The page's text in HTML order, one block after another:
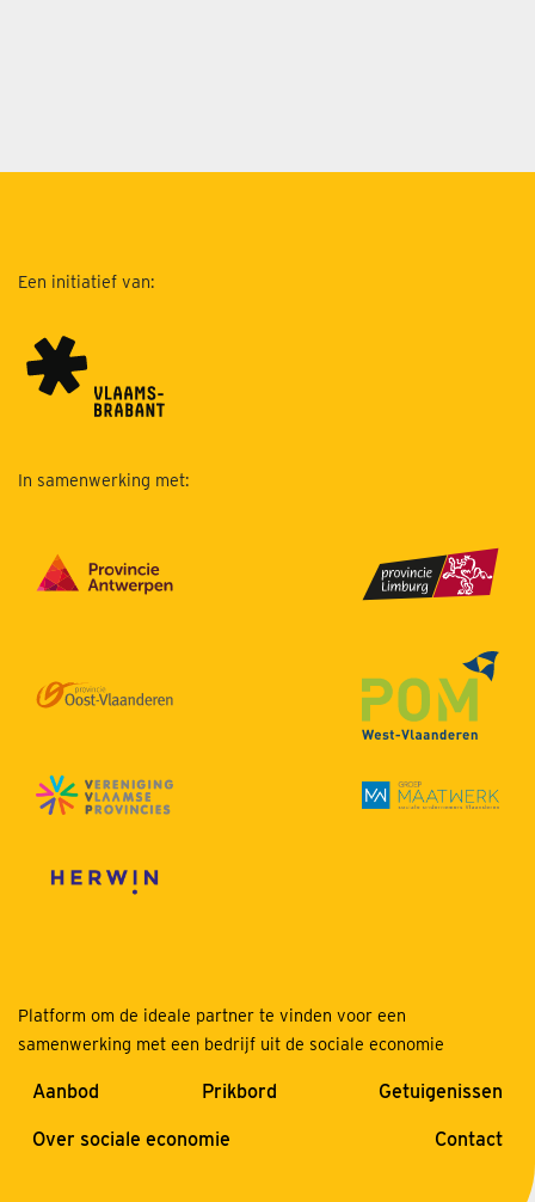
Een initiatief van:
In samenwerking met:
Platform om de ideale partner te vinden voor een
samenwerking met een bedrijf uit de sociale economie
Aanbod Prikbord Getuigenissen
Over sociale economie Contact